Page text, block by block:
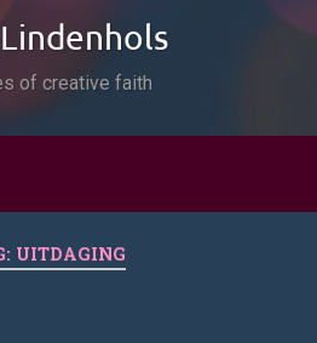
of creative faith
UITDAGING